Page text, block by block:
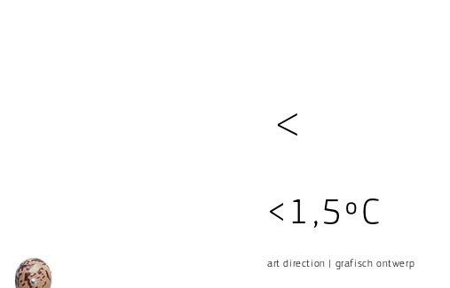
<
<1,5ºC
art direction | grafisch ontwerp